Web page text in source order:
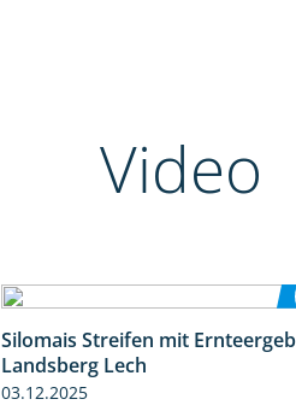
Video
Silomais Streifen mit
Landsberg Lech
03.12.2025